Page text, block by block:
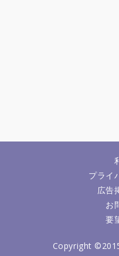
プライ
広告
お
要
Copyright